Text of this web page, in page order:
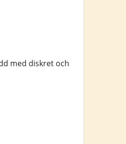
med diskret och